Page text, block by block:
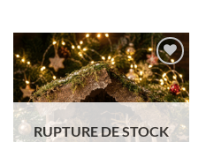
Ajouter
à la liste
d'envie
RUPTURE DE STOCK